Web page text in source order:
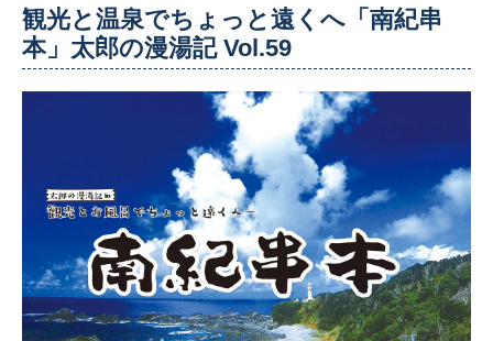
観光と温泉でちょっと遠くへ「南紀串
本」太郎の漫湯記 Vol.59